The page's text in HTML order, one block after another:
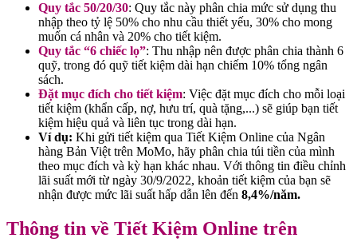
Quy tắc 50/20/30: Quy tắc này phân chia mức sử dụng thu
nhập theo tỷ lệ 50% cho nhu cầu thiết yếu, 30% cho mong
muốn cá nhân và 20% cho tiết kiệm.
Quy tắc “6 chiếc lọ”: Thu nhập nên được phân chia thành 6
quỹ, trong đó quỹ tiết kiệm dài hạn chiếm 10% tổng ngân
sách.
Đặt mục đích cho tiết kiệm: Việc đặt mục đích cho mỗi loại
tiết kiệm (khẩn cấp, nợ, hưu trí, quà tặng,...) sẽ giúp bạn tiết
kiệm hiệu quả và liên tục trong dài hạn.
Ví dụ: Khi gửi tiết kiệm qua Tiết Kiệm Online của Ngân
hàng Bản Việt trên MoMo, hãy phân chia túi tiền của mình
theo mục đích và kỳ hạn khác nhau. Với thông tin điều chỉnh
lãi suất mới từ ngày 30/9/2022, khoản tiết kiệm của bạn sẽ
nhận được mức lãi suất hấp dẫn lên đến 8,4%/năm.
Thông tin về Tiết Kiệm Online trên